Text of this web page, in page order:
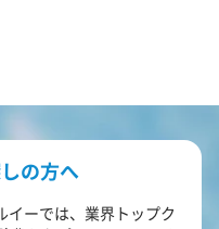
の方へ
イーでは、業界トップク